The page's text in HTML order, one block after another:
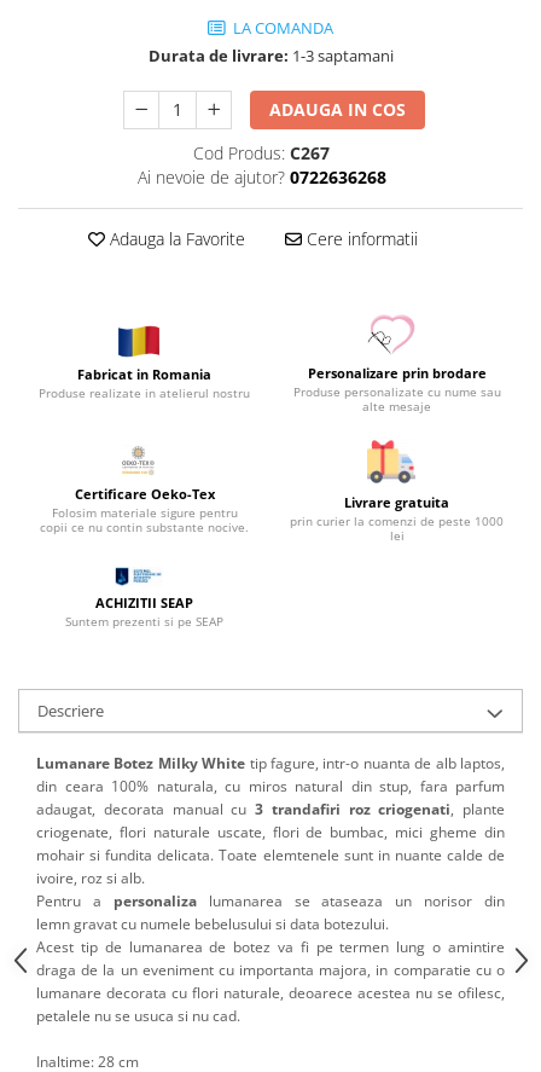
LA COMANDA
Durata de livrare: 1-3 saptamani
ADAUGA IN COS
Cod Produs: C267
Ai nevoie de ajutor? 0722636268
Adauga la Favorite Cere informatii
Fabricat in Romania
Produse realizate in atelierul nostru
Personalizare prin brodare
Produse personalizate cu nume sau
alte mesaje
Certificare Oeko-Tex
Folosim materiale sigure pentru
copii ce nu contin substante nocive.
Livrare gratuita
prin curier la comenzi de peste 1000
lei
ACHIZITII SEAP
Suntem prezenti si pe SEAP
Descriere
Lumanare Botez Milky White tip fagure, intr-o nuanta de alb laptos,
din ceara 100% naturala, cu miros natural din stup, fara parfum
adaugat, decorata manual cu 3 trandafiri roz criogenati, plante
criogenate, flori naturale uscate, flori de bumbac, mici gheme din
mohair si fundita delicata. Toate elemtenele sunt in nuante calde de
ivoire, roz si alb.
Pentru a personaliza lumanarea se ataseaza un norisor din
lemn gravat cu numele bebelusului si data botezului.
Acest tip de lumanarea de botez va fi pe termen lung o amintire
draga de la un eveniment cu importanta majora, in comparatie cu o
lumanare decorata cu flori naturale, deoarece acestea nu se ofilesc,
petalele nu se usuca si nu cad.
Inaltime: 28 cm